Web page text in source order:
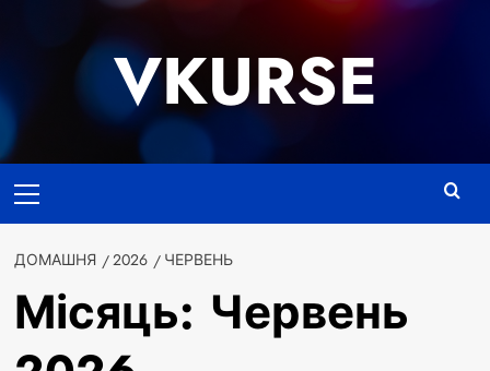
VKURSE
меню
ДОМАШНЯ 2026 ЧЕРВЕНЬ
Місяць: Червень